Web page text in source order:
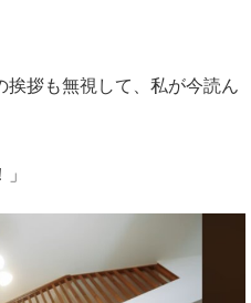
拶も無視して、私が今読ん